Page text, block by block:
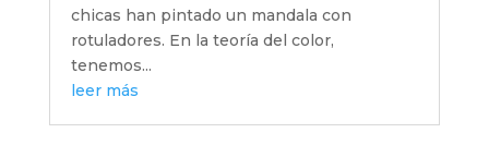
chicas han pintado un mandala con
rotuladores. En la teoría del color,
tenemos...
leer más